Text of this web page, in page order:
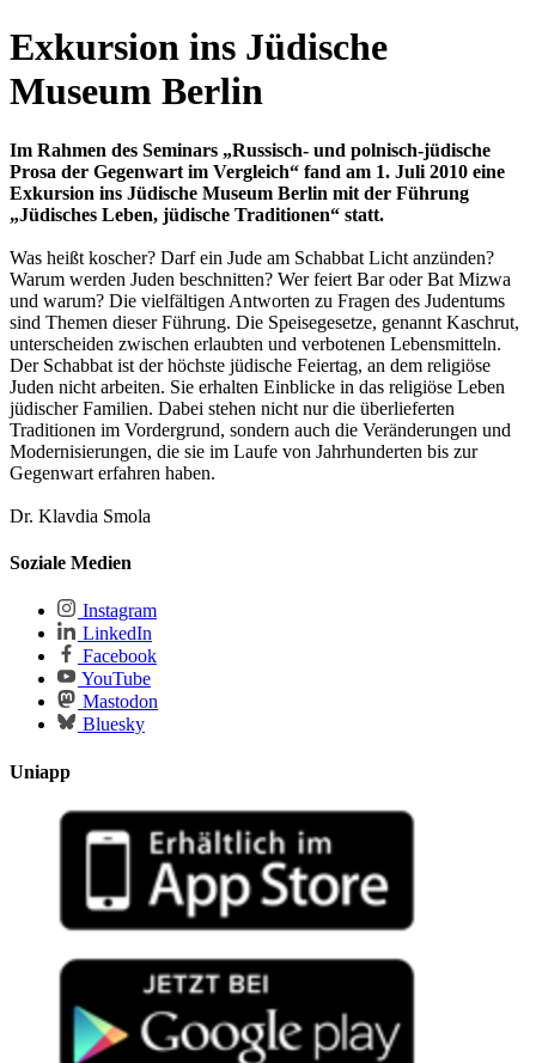
Exkursion ins Jüdische
Museum Berlin
Im Rahmen des Seminars „Russisch- und polnisch-jüdische
Prosa der Gegenwart im Vergleich“ fand am 1. Juli 2010 eine
Exkursion ins Jüdische Museum Berlin mit der Führung
„Jüdisches Leben, jüdische Traditionen“ statt.
Was heißt koscher? Darf ein Jude am Schabbat Licht anzünden?
Warum werden Juden beschnitten? Wer feiert Bar oder Bat Mizwa
und warum? Die vielfältigen Antworten zu Fragen des Judentums
sind Themen dieser Führung. Die Speisegesetze, genannt Kaschrut,
unterscheiden zwischen erlaubten und verbotenen Lebensmitteln.
Der Schabbat ist der höchste jüdische Feiertag, an dem religiöse
Juden nicht arbeiten. Sie erhalten Einblicke in das religiöse Leben
jüdischer Familien. Dabei stehen nicht nur die überlieferten
Traditionen im Vordergrund, sondern auch die Veränderungen und
Modernisierungen, die sie im Laufe von Jahrhunderten bis zur
Gegenwart erfahren haben.
Dr. Klavdia Smola
Soziale Medien
Instagram
LinkedIn
Facebook
YouTube
Mastodon
Bluesky
Uniapp